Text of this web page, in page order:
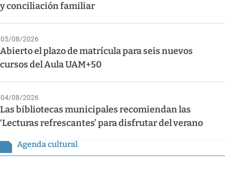
y conciliación familiar
05/08/2026
Abierto el plazo de matrícula para seis nuevos
cursos del Aula UAM+50
04/08/2026
Las bibliotecas municipales recomiendan las
‘Lecturas refrescantes’ para disfrutar del verano
Agenda cultural